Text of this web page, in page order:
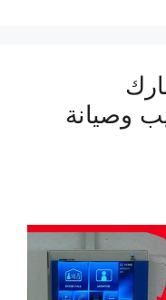
تركيب وصيانة